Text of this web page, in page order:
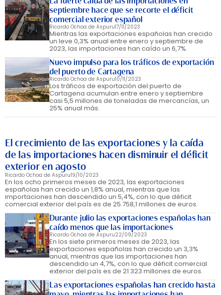
septiembre hace que se recorte el déficit
comercial exterior español
Ricardo Ochoa de Aspuru17/11/2023
Mientras las exportaciones españolas han crecido
un leve 0,3% anual entre enero y septiembre de
2023, las importaciones han caído un 6,7%.
Nuevo impulso para los tráficos de exportación
del puerto de Cartagena
Ricardo Ochoa de Aspuru10/11/2023
Los tráficos de exportación del puerto de
Cartagena acumulan entre enero y septiembre
casi 5,5 millones de toneladas de mercancías, un
25% anual más.
El crecimiento de las exportaciones y la caída
de las importaciones hacen disminuir el déficit
exterior en agosto
Ricardo Ochoa de Aspuru19/10/2023
En los ocho primeros meses de 2023, las exportaciones
españolas han crecido un 1,8% anual, mientras que las
importaciones han descendido un 5,4%, con lo que déficit
comercial exterior del país es de 25.758,1 millones de euros.
Durante julio las exportaciones españolas han
caído menos que las importaciones
Ricardo Ochoa de Aspuru22/09/2023
En los siete primeros meses de 2023, las
exportaciones españolas han crecido un 3,3%
anual, mientras que las importaciones han
descendido un 4,7%, con lo que déficit comercial
exterior del país es de 21.323 millones de euros.
Las exportaciones españolas han crecido hasta